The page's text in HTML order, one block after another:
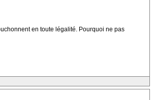
en toute légalité. Pourquoi ne pas